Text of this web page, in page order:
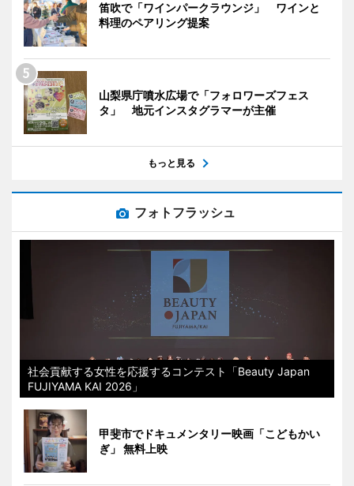
笛吹で「ワインパークラウンジ」 ワインと
料理のペアリング提案
山梨県庁噴水広場で「フォロワーズフェス
タ」 地元インスタグラマーが主催
もっと見る
フォトフラッシュ
社会貢献する女性を応援するコンテスト「Beauty Japan
FUJIYAMA KAI 2026」
甲斐市でドキュメンタリー映画「こどもかい
ぎ」 無料上映